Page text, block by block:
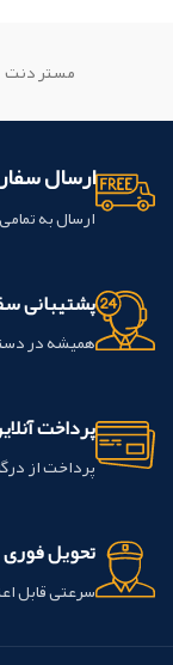
مستر دنت
ارسال
ارسال به
پشتیبانی
همیشه در
پرداخت
پرداخت از
تحویل فوری
سرعتی قابل